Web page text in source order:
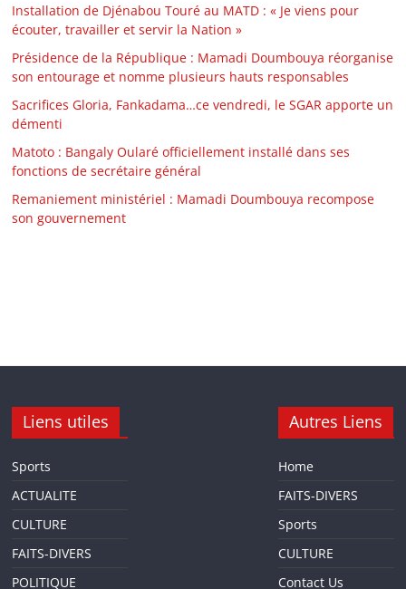
Installation de Djénabou Touré au MATD : « Je viens pour
écouter, travailler et servir la Nation »
Présidence de la République : Mamadi Doumbouya réorganise
son entourage et nomme plusieurs hauts responsables
Sacrifices Gloria, Fankadama…ce vendredi, le SGAR apporte un
démenti
Matoto : Bangaly Oularé officiellement installé dans ses
fonctions de secrétaire général
Remaniement ministériel : Mamadi Doumbouya recompose
son gouvernement
Liens utiles
Sports
ACTUALITE
CULTURE
FAITS-DIVERS
POLITIQUE
Autres Liens
Home
FAITS-DIVERS
Sports
CULTURE
Contact Us